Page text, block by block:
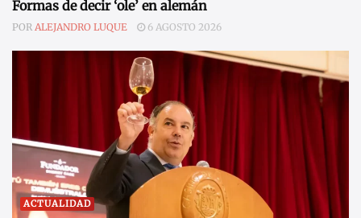
Formas de decir ‘ole’ en alemán
POR ALEJANDRO LUQUE 6 AGOSTO 2026
ACTUALIDAD